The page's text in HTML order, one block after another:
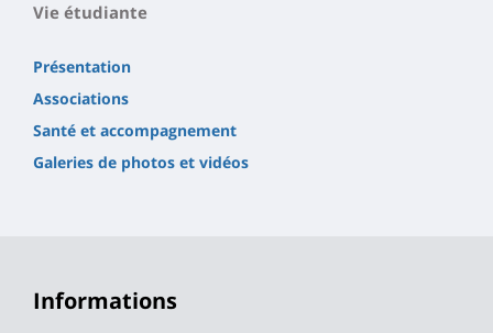
Vie étudiante
Présentation
Associations
Santé et accompagnement
Galeries de photos et vidéos
Informations